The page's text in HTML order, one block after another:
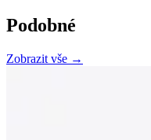
Podobné
Zobrazit vše →